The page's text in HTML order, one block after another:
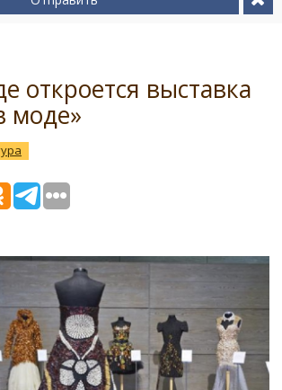
откроется выставка
моде»